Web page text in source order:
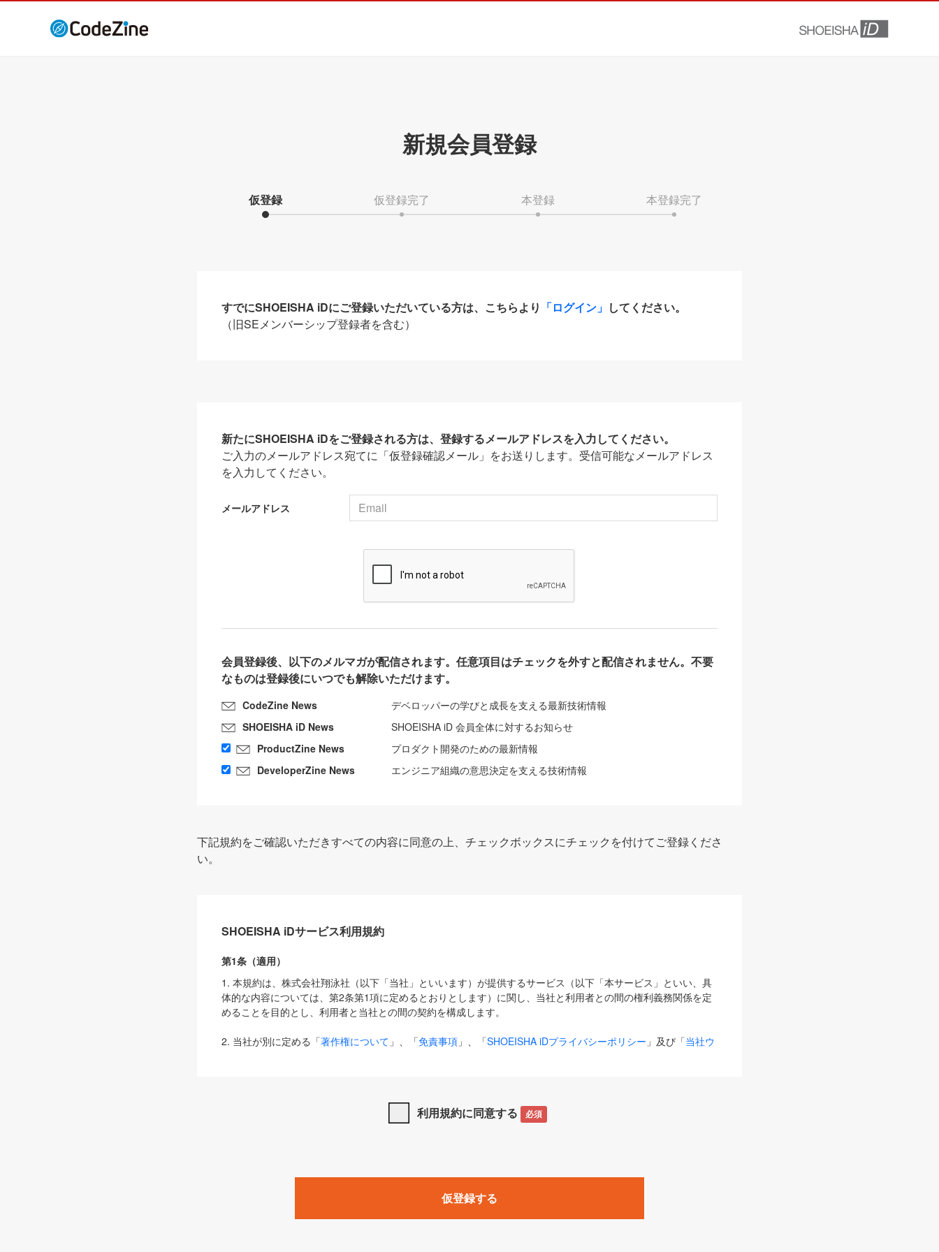
新規会員登録
仮登録 仮登録完了 本登録 本登録完了
すでにSHOEISHA iDにご登録いただいている方は、こちらより 「ログイン」 してください。
（旧SEメンバーシップ登録者を含む）
新たにSHOEISHA iDをご登録される方は、登録するメールアドレスを入力してください。
ご入力のメールアドレス宛てに「仮登録確認メール」をお送りします。受信可能なメールアドレス
を入力してください。
メールアドレス
会員登録後、以下のメルマガが配信されます。任意項目はチェックを外すと配信されません。不要
なものは登録後にいつでも解除いただけます。
CodeZine News
デベロッパーの学びと成長を支える最新技術情報
SHOEISHA iD News
SHOEISHA iD 会員全体に対するお知らせ
ProductZine News
プロダクト開発のための最新情報
DeveloperZine News
エンジニア組織の意思決定を支える技術情報
下記規約をご確認いただきすべての内容に同意の上、チェックボックスにチェックを付けてご登録くださ
い。
SHOEISHA iDサービス利用規約
第1条（適用）
1. 本規約は、株式会社翔泳社（以下「当社」といいます）が提供するサービス（以下「本サービス」といい、具
体的な内容については、第2条第1項に定めるとおりとします）に関し、当社と利用者との間の権利義務関係を定
めることを目的とし、利用者と当社との間の契約を構成します。
2. 当社が別に定める「著作権について 」、「免責事項 」、「SHOEISHA iDプライバシーポリシー 」及び「当社ウ
は、本規約の規定が優先して適用されるものとします。
1. 「本サービス」とは、当社が提供する以下のサービス（名称や内容が変更された場合、変更後のサービスを含
みます）及びこれらサービスに関連して当社が実施するイベントやキャンペーンをいいます。
「SEBook」「SEShop」「CodeZine」「MarkeZine」「EnterpriseZine」「ECzine」「Biz/Zine」「HRzine」
利用規約に同意する 必須
仮登録する